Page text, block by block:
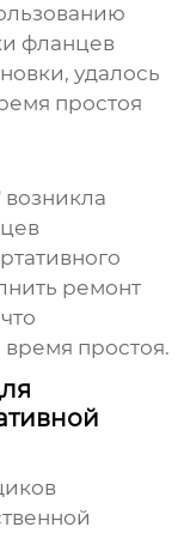
фланцев
удалось
простоя
ремонт
время простоя.